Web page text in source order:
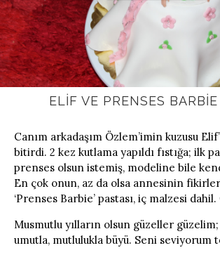
ELIF VE PRENSES
Canım arkadaşım Özlem’imin kuzusu
bitirdi. 2 kez kutlama yapıldı fıstığa; ilk
prenses olsun istemiş, modeline bile
En çok onun, az da olsa annesinin
‘Prenses Barbie’ pastası, iç malzesi dahil.
Musmutlu yılların olsun güzeller güzelim;
umutla, mutlulukla büyü. Seni seviyorum